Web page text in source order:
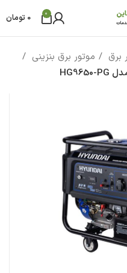
0
0 تومان
برق
موتور برق بنزینی